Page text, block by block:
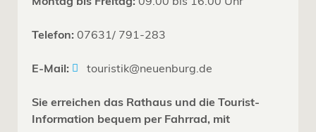
Telefon: 07631/ 791-283
E-Mail: touristik@neuenburg.de
Sie erreichen das Rathaus und die Tourist-
Information bequem per Fahrrad, mit